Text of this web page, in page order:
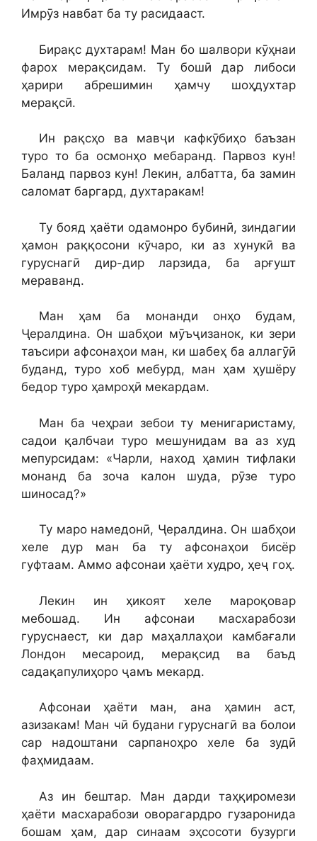
Имрӯз навбат ба ту расидааст.
Бирақс духтарам! Ман бо шалвори кӯҳнаи
фарох мерақсидам. Ту бошӣ дар либоси
ҳарири абрешимин ҳамчу шоҳдухтар
мерақсӣ.
Ин рақсҳо ва мавҷи кафкӯбиҳо баъзан
туро то ба осмонҳо мебаранд. Парвоз кун!
Баланд парвоз кун! Лекин, албатта, ба замин
саломат баргард, духтаракам!
Ту бояд ҳаёти одамонро бубинӣ, зиндагии
ҳамон раққосони кӯчаро, ки аз хунукӣ ва
гуруснагӣ дир-дир ларзида, ба арғушт
мераванд.
Ман ҳам ба монанди онҳо будам,
Ҷералдина. Он шабҳои мӯъҷизанок, ки зери
таъсири афсонаҳои ман, ки шабеҳ ба аллагӯӣ
буданд, туро хоб мебурд, ман ҳам ҳушёру
бедор туро ҳамроҳӣ мекардам.
Ман ба чеҳраи зебои ту менигаристаму,
садои қалбчаи туро мешунидам ва аз худ
мепурсидам: «Чарли, наход ҳамин тифлаки
монанд ба зоча калон шуда, рӯзе туро
шиносад?»
Ту маро намедонӣ, Ҷералдина. Он шабҳои
хеле дур ман ба ту афсонаҳои бисёр
гуфтаам. Аммо афсонаи ҳаёти худро, ҳеҷ гоҳ.
Лекин ин ҳикоят хеле мароқовар
мебошад. Ин афсонаи масхарабози
гуруснаест, ки дар маҳаллаҳои камбағали
Лондон месароид, мерақсид ва баъд
садақапулиҳоро ҷамъ мекард.
Афсонаи ҳаёти ман, ана ҳамин аст,
азизакам! Ман чӣ будани гуруснагӣ ва болои
сар надоштани сарпаноҳро хеле ба зудӣ
фаҳмидаам.
Аз ин бештар. Ман дарди таҳқиромези
ҳаёти масхарабози оворагардро гузаронида
бошам ҳам, дар синаам эҳсосоти бузурги